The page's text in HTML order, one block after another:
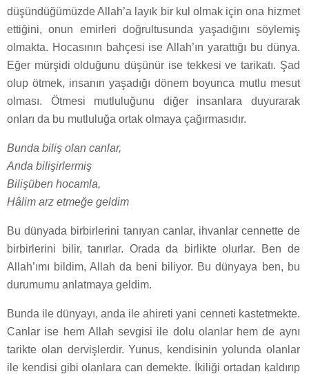
düşündüğümüzde Allah’a layık bir kul olmak için ona hizmet
ettiğini, onun emirleri doğrultusunda yaşadığını söylemiş
olmakta. Hocasının bahçesi ise Allah’ın yarattığı bu dünya.
Eğer mürşidi olduğunu düşünür ise tekkesi ve tarikatı. Şad
olup ötmek, insanın yaşadığı dönem boyunca mutlu mesut
olması. Ötmesi mutluluğunu diğer insanlara duyurarak
onları da bu mutluluğa ortak olmaya çağırmasıdır.
Bunda biliş olan canlar,
Anda bilişirlermiş
Bilişüben hocamla,
Hâlim arz etmeğe geldim
Bu dünyada birbirlerini tanıyan canlar, ihvanlar cennette de
birbirlerini bilir, tanırlar. Orada da birlikte olurlar. Ben de
Allah’ımı bildim, Allah da beni biliyor. Bu dünyaya ben, bu
durumumu anlatmaya geldim.
Bunda ile dünyayı, anda ile ahireti yani cenneti kastetmekte.
Canlar ise hem Allah sevgisi ile dolu olanlar hem de aynı
tarikte olan dervişlerdir. Yunus, kendisinin yolunda olanlar
ile kendisi gibi olanlara can demekte. İkiliği ortadan kaldırıp